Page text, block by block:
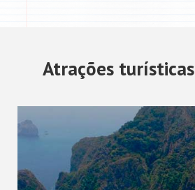
Atrações turísticas